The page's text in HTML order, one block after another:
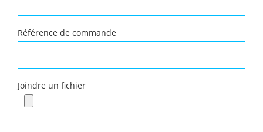
Référence de commande
Joindre un fichier